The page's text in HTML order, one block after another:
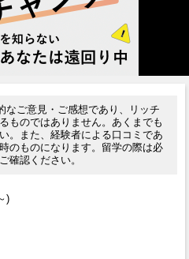
なご意見・ご感想であり、リッチ
ものではありません。あくまでも
。また、経験者による口コミであ
のものになります。留学の際は必
確認ください。
)